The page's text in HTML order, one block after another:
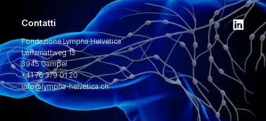
Contatti
Fondazione Lympha Helvetica
Lonzmattweg 13
3945 Gampel
+41 76 379 01 20
info@lympha-helvetica.ch